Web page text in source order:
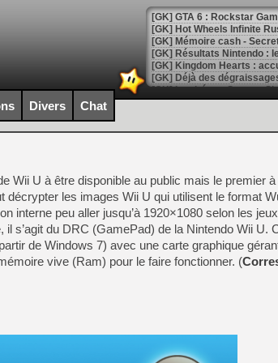
[GK] GTA 6 : Rockstar
[GK] Hot Wheels Infinite
[GK] Mémoire cash -
[GK] Résultats Nintendo :
[GK] Déjà des
[Mo5] Brickboy cherche à
[GK] Minecraft et ses «
[GK] Beast of
[GK] Ubisoft : fin de partie
[GK] Mémoire cash -
[GK] Dan Houser (GTA)
[GK] Comment EA Sports
[GK] Crimson Moon : un
[GK] Isle of Reveries : le
[GK] Moonlighter 2 : The
[GK] Capcom relance
[Mo5] Deux inédits du
[GK] Le beat'em up The
[GK] Endless Legend 2 :
Divers Chat
Wii U à être disponible au public mais le premier
décrypter les images Wii U qui utilisent le format
interne peu aller jusqu’à 1920×1080 selon les
s’agit du DRC (GamePad) de la Nintendo Wii U.
de Windows 7) avec une carte graphique
vive (Ram) pour le faire fonctionner. (